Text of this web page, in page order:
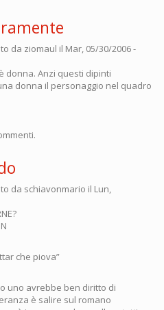
da ziomaul il Mar, 05/30/2006 -
donna. Anzi questi dipinti
donna il personaggio nel quadro
da schiavonmario il Lun,
che piova”
uno avrebbe ben diritto di
è salire sul romano